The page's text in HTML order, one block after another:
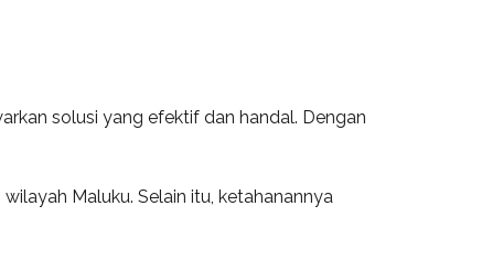
solusi yang efektif dan handal. Dengan
Maluku. Selain itu, ketahanannya